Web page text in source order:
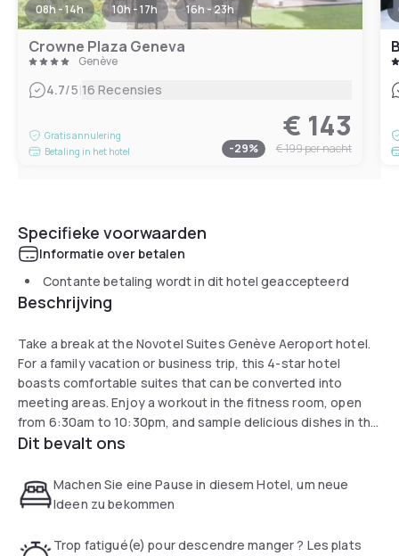
08h - 14h 10h - 17h 16h - 23h
Crowne Plaza Geneva
Genève
4.7/5|16 Recensies
Gratis annulering
Betaling in het hotel
€ 143
-29% € 199per nacht
Specifieke voorwaarden
Informatie over betalen
Contante betaling wordt in dit hotel geaccepteerd
Beschrijving
Take a break at the Novotel Suites Genève Aeroport hotel.
For a family vacation or business trip, this 4-star hotel
boasts comfortable suites that can be converted into
meeting areas. Enjoy a workout in the fitness room, open
from 6:30am to 10:30pm, and sample delicious dishes in the
dining area or in the privacy of your suite. Relax on the banks
Enjoy a calming and rejuvenating stay at Novotel Suites.
Dit bevalt ons
Machen Sie eine Pause in diesem Hotel, um neue
Ideen zu bekommen
Trop fatigué(e) pour descendre manger ? Les plats